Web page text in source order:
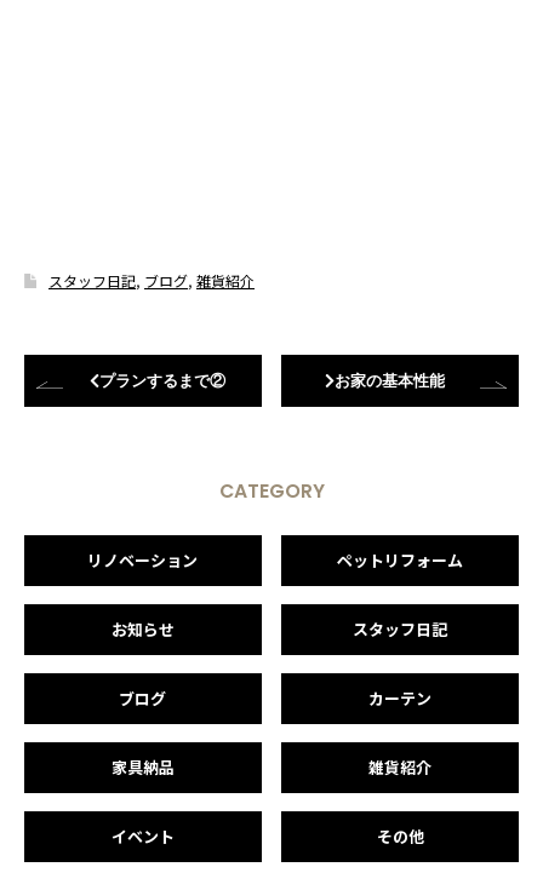
スタッフ日記, ブログ, 雑貨紹介
プランするまで② お家の基本性能
CATEGORY
リノベーション ペットリフォーム
お知らせ スタッフ日記
ブログ カーテン
家具納品 雑貨紹介
イベント その他